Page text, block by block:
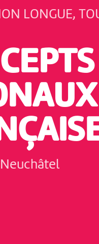
LONGUE,
Neuchâtel